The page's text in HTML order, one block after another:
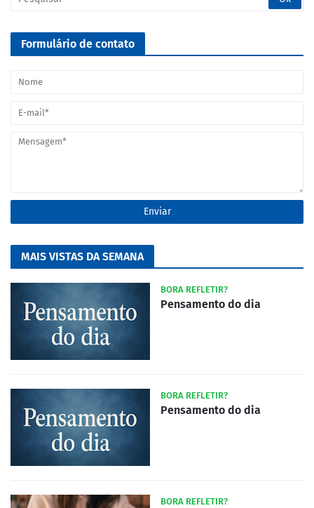
Formulário de contato
MAIS VISTAS DA SEMANA
BORA REFLETIR?
Pensamento do dia
BORA REFLETIR?
Pensamento do dia
BORA REFLETIR?